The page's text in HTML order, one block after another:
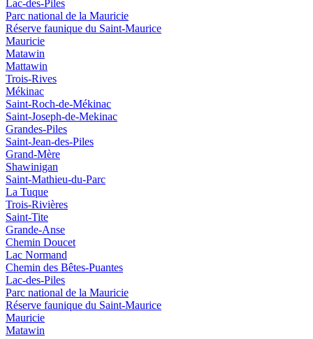
Lac-des-Piles
Parc national de la Mauricie
Réserve faunique du Saint‑Maurice
Mauricie
Matawin
Mattawin
Trois-Rives
Mékinac
Saint-Roch-de-Mékinac
Saint-Joseph-de-Mekinac
Grandes-Piles
Saint-Jean-des-Piles
Grand-Mère
Shawinigan
Saint-Mathieu-du-Parc
La Tuque
Trois-Rivières
Saint-Tite
Grande-Anse
Chemin Doucet
Lac Normand
Chemin des Bêtes-Puantes
Lac-des-Piles
Parc national de la Mauricie
Réserve faunique du Saint‑Maurice
Mauricie
Matawin